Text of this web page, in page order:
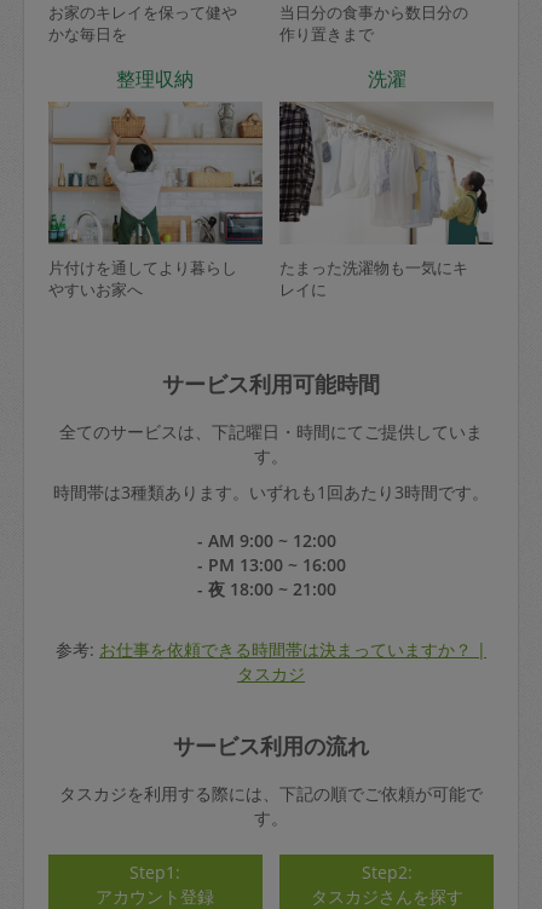
お家のキレイを保って健や
かな毎日を
当日分の食事から数日分の
作り置きまで
整理収納
片付けを通してより暮らし
やすいお家へ
洗濯
たまった洗濯物も一気にキ
レイに
サービス利用可能時間
全てのサービスは、下記曜日・時間にてご提供していま
す。
時間帯は3種類あります。いずれも1回あたり3時間です。
- AM 9:00 ~ 12:00
- PM 13:00 ~ 16:00
- 夜 18:00 ~ 21:00
参考: お仕事を依頼できる時間帯は決まっていますか？ |
タスカジ
サービス利用の流れ
タスカジを利用する際には、下記の順でご依頼が可能で
す。
Step1:
アカウント登録
Step2:
タスカジさんを探す